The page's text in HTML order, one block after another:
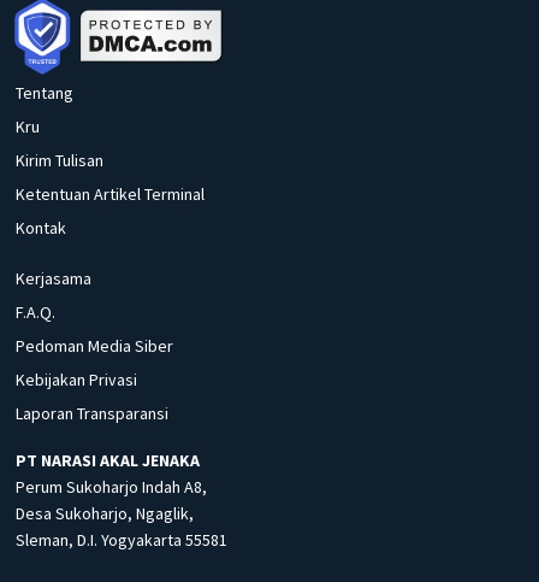
Tentang
Kru
Kirim Tulisan
Ketentuan Artikel Terminal
Kontak
Kerjasama
F.A.Q.
Pedoman Media Siber
Kebijakan Privasi
Laporan Transparansi
PT NARASI AKAL JENAKA
Perum Sukoharjo Indah A8,
Desa Sukoharjo, Ngaglik,
Sleman, D.I. Yogyakarta 55581